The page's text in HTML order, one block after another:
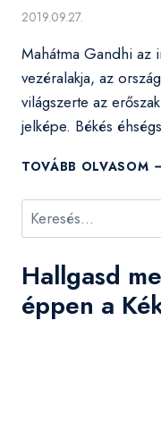
2019.09.27.
Mahátma Gandhi az
vezéralakja, az
világszerte az
jelképe. Békés
TOVÁBB OLVASOM
Keresés:
Hallgasd
éppen a